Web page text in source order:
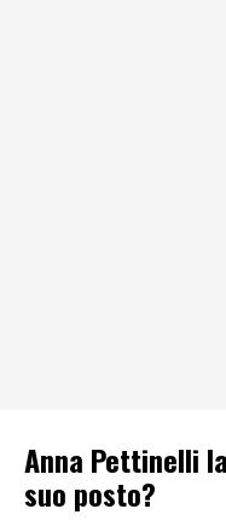
Anna Pettinelli
suo posto?